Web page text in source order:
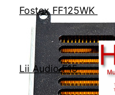
Fostex FF125WK
Lii Audio F15